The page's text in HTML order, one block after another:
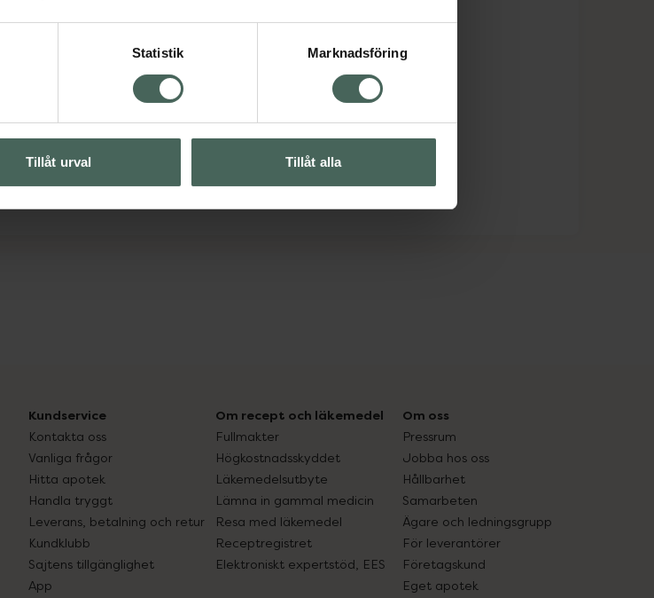
Statistik Marknadsföring
Tillåt urval Tillåt alla
Kundservice
Kontakta oss
Vanliga frågor
Hitta apotek
Handla tryggt
Leverans, betalning och retur
Kundklubb
Sajtens tillgänglighet
App
Om recept och läkemedel
Fullmakter
Högkostnadsskyddet
Läkemedelsutbyte
Lämna in gammal medicin
Resa med läkemedel
Receptregistret
Elektroniskt expertstöd, EES
Om oss
Pressrum
Jobba hos oss
Hållbarhet
Samarbeten
Ägare och ledningsgrupp
För leverantörer
Företagskund
Eget apotek